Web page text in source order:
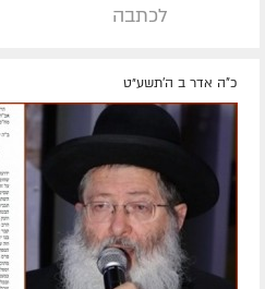
לכתבה
כ"ה אדר ב ה׳תשע״ט